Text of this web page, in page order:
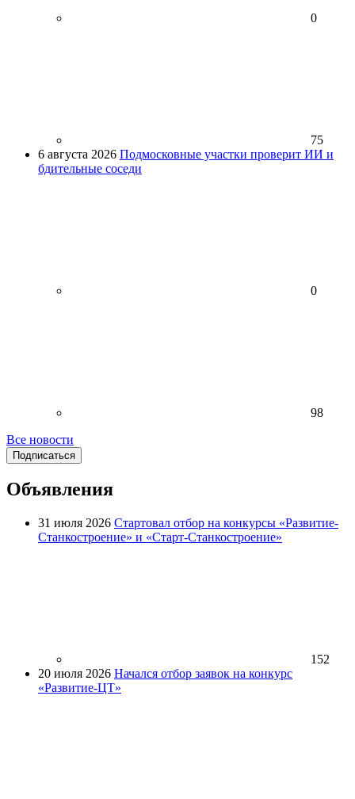
0
75
6 августа 2026 Подмосковные участки проверит ИИ и
бдительные соседи
0
98
Все новости
Подписаться
Объявления
31 июля 2026 Стартовал отбор на конкурсы «Развитие-
Станкостроение» и «Старт-Станкостроение»
152
20 июля 2026 Начался отбор заявок на конкурс
«Развитие-ЦТ»